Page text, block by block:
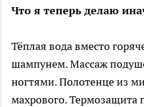
Что я теперь делаю
Тёплая вода вместо
шампунем. Массаж
ногтями. Полотенце из
махрового. Термозащита